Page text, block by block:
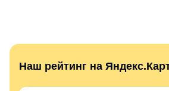
Наш рейтинг на